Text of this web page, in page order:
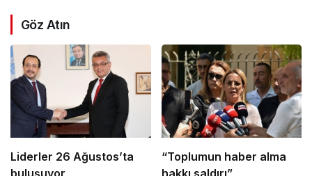
Göz Atın
Liderler 26 Ağustos’ta
“Toplumun haber alma